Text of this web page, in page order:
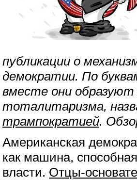
публикации о
демократии. По
вместе они образуют
тоталитаризма,
трампократией.
Американская
как машина,
власти. Отцы-